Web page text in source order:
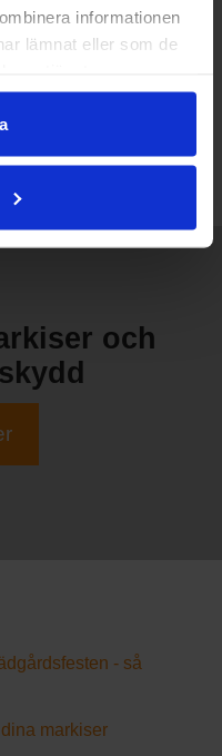
informationen
lämnat eller som de
och
- så
markiser